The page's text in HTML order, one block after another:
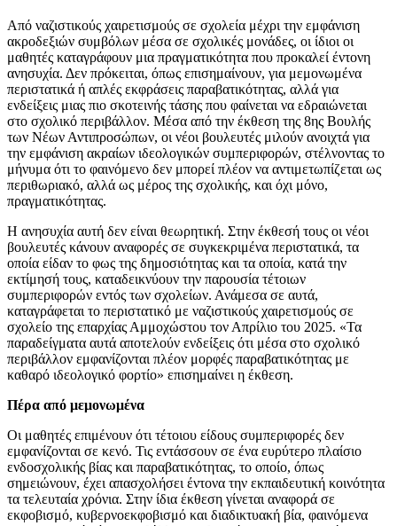
Από ναζιστικούς χαιρετισμούς σε σχολεία μέχρι την εμφάνιση
ακροδεξιών συμβόλων μέσα σε σχολικές μονάδες, οι ίδιοι οι
μαθητές καταγράφουν μια πραγματικότητα που προκαλεί έντονη
ανησυχία. Δεν πρόκειται, όπως επισημαίνουν, για μεμονωμένα
περιστατικά ή απλές εκφράσεις παραβατικότητας, αλλά για
ενδείξεις μιας πιο σκοτεινής τάσης που φαίνεται να εδραιώνεται
στο σχολικό περιβάλλον. Μέσα από την έκθεση της 8ης Βουλής
των Νέων Αντιπροσώπων, οι νέοι βουλευτές μιλούν ανοιχτά για
την εμφάνιση ακραίων ιδεολογικών συμπεριφορών, στέλνοντας το
μήνυμα ότι το φαινόμενο δεν μπορεί πλέον να αντιμετωπίζεται ως
περιθωριακό, αλλά ως μέρος της σχολικής, και όχι μόνο,
πραγματικότητας.
Η ανησυχία αυτή δεν είναι θεωρητική. Στην έκθεσή τους οι νέοι
βουλευτές κάνουν αναφορές σε συγκεκριμένα περιστατικά, τα
οποία είδαν το φως της δημοσιότητας και τα οποία, κατά την
εκτίμησή τους, καταδεικνύουν την παρουσία τέτοιων
συμπεριφορών εντός των σχολείων. Ανάμεσα σε αυτά,
καταγράφεται το περιστατικό με ναζιστικούς χαιρετισμούς σε
σχολείο της επαρχίας Αμμοχώστου τον Απρίλιο του 2025. «Τα
παραδείγματα αυτά αποτελούν ενδείξεις ότι μέσα στο σχολικό
περιβάλλον εμφανίζονται πλέον μορφές παραβατικότητας με
καθαρό ιδεολογικό φορτίο» επισημαίνει η έκθεση.
Πέρα από μεμονωμένα
Οι μαθητές επιμένουν ότι τέτοιου είδους συμπεριφορές δεν
εμφανίζονται σε κενό. Τις εντάσσουν σε ένα ευρύτερο πλαίσιο
ενδοσχολικής βίας και παραβατικότητας, το οποίο, όπως
σημειώνουν, έχει απασχολήσει έντονα την εκπαιδευτική κοινότητα
τα τελευταία χρόνια. Στην ίδια έκθεση γίνεται αναφορά σε
εκφοβισμό, κυβερνοεκφοβισμό και διαδικτυακή βία, φαινόμενα